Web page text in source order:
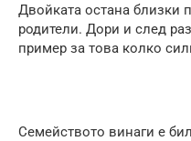
Двойката остана близки
родители. Дори и след
пример за това колко
Семейството винаги е